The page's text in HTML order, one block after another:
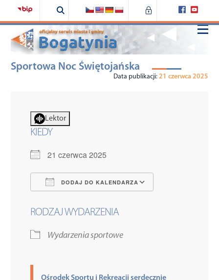
Home
Urząd
Bogatynia
Fundusze zewnętrzne
Środowisko
Sportowa Noc Świętojańska
Data publikacji: 21 czerwca 2025
Lektor
KIEDY
21 czerwca 2025
DODAJ DO KALENDARZA
RODZAJ WYDARZENIA
Wydarzenia sportowe
Ośrodek Sportu i Rekreacji serdecznie